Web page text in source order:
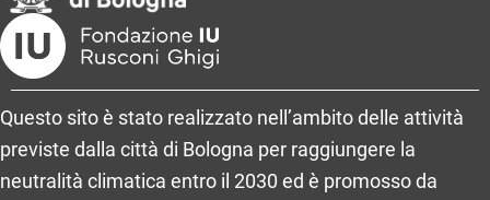
Questo sito è stato realizzato nell’ambito delle attività
previste dalla città di Bologna per raggiungere la
neutralità climatica entro il 2030 ed è promosso da